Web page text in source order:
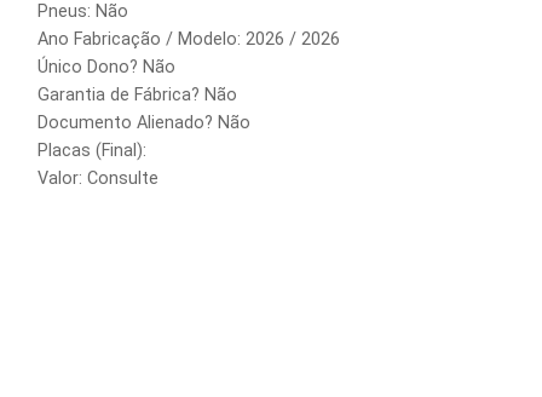
Pneus: Não
Ano Fabricação / Modelo: 2026 / 2026
Único Dono? Não
Garantia de Fábrica? Não
Documento Alienado? Não
Placas (Final):
Valor: Consulte